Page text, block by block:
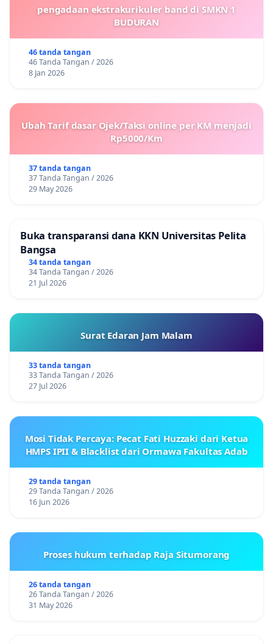
pengadaan ekstrakurikuler band di SMKN 1
BUDURAN
46 tanda tangan
46 Tanda Tangan / 2026
8 Jan 2026
Ubah Tarif dasar Ojek/Taksi online per KM menjadi
Rp5000/Km
37 tanda tangan
37 Tanda Tangan / 2026
29 May 2026
Buka transparansi dana KKN Universitas Pelita
Bangsa
34 tanda tangan
34 Tanda Tangan / 2026
21 Jul 2026
Surat Edaran Jam Malam
33 tanda tangan
33 Tanda Tangan / 2026
27 Jul 2026
Mosi Tidak Percaya: Pecat Fati Huzzaki dari Ketua
HMPS IPII & Blacklist dari Ormawa Fakultas Adab
29 tanda tangan
29 Tanda Tangan / 2026
16 Jun 2026
Proses hukum terhadap Raja Situmorang
26 tanda tangan
26 Tanda Tangan / 2026
31 May 2026